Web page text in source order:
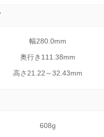
幅280.0mm
奥行き111.38mm
高さ21.22～32.43mm
608g